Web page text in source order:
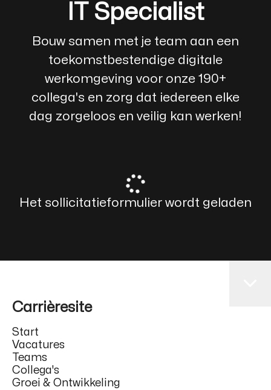
IT Specialist
Bouw samen met je team aan een
toekomstbestendige digitale
werkomgeving voor onze 190+
collega's en zorg dat iedereen elke
dag zorgeloos en veilig kan werken!
Het sollicitatieformulier wordt geladen
Carrièresite
Start
Vacatures
Teams
Collega's
Groei & Ontwikkeling